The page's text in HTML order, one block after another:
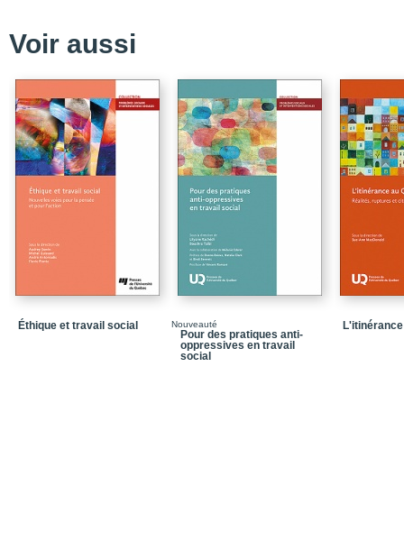
développement des
Chapitre 3_Le point
Chapitre 4_Le débat
Annexe 3_Les
d'autonomie : la
Références
Voir aussi
Éthique et travail social Nouveauté
Pour des pratiques anti-
oppressives en travail
social